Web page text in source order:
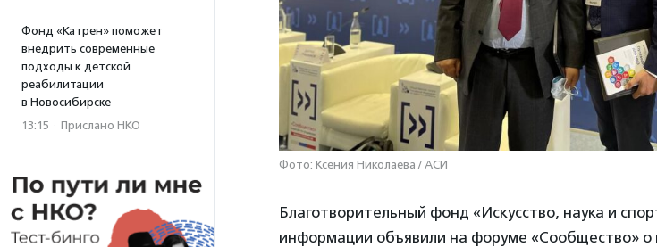
Фонд «Катрен» поможет
внедрить современные
подходы к детской
реабилитации
в Новосибирске
13:15 · Прислано НКО
Фото: Ксения Николаева / АСИ
Благотворительный фонд «Искусство, наука и
информации объявили на форуме «Сообщество»